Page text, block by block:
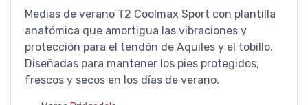
Medias de verano T2 Coolmax Sport con plantilla
anatómica que amortigua las vibraciones y
protección para el tendón de Aquiles y el tobillo.
Diseñadas para mantener los pies protegidos,
frescos y secos en los días de verano.